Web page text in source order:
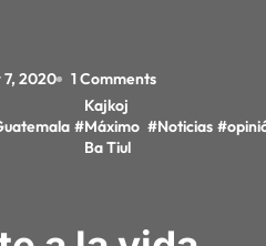
7, 2020 1 Comments
#
Kajkoj
Máximo
Ba Tiul
#Noticias #